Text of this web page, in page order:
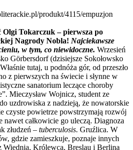
produkt/4115/empuzjon
Olgi Tokarczuk – pierwsza po
Nagrody Nobla! Najciekawsze
w tym, co niewidoczne. Wrzesień
Görbersdorf (dzisiejsze Sokołowsko
tutaj, u podnóża gór, od przeszło
z pierwszych na świecie i słynne w
sanatorium leczące choroby
Mieczysław Wojnicz, student ze
uzdrowiska z nadzieją, że nowatorskie
czyste powietrze powstrzymają rozwój
nawet całkowicie go uleczą. Diagnoza
złudzeń – tuberculosis. Gruźlica. W
gdzie zamieszkuje, poznaje innych
Wiednia, Królewca, Breslau i Berlina